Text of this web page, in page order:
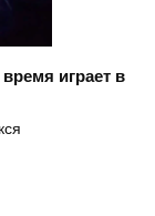
играет в